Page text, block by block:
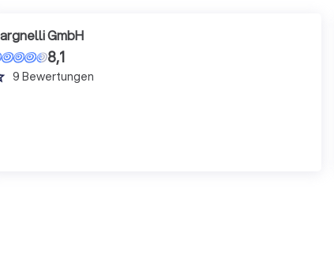
GmbH
8,1
9 Bewertungen